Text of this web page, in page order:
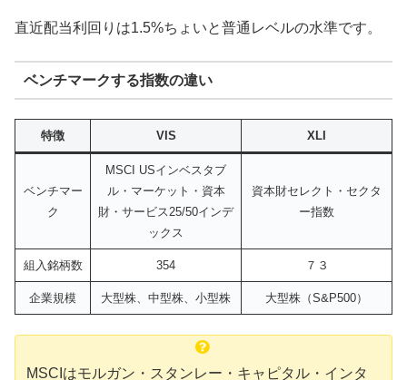
直近配当利回りは1.5%ちょいと普通レベルの水準です。
ベンチマークする指数の違い
特徴 VIS XLI
ベンチマー
ク
MSCI USインベスタブ
ル・マーケット・資本
財・サービス25/50インデ
ックス
資本財セレクト・セクタ
ー指数
組入銘柄数 354 ７３
企業規模 大型株、中型株、小型株 大型株（S&P500）
MSCIはモルガン・スタンレー・キャピタル・インタ